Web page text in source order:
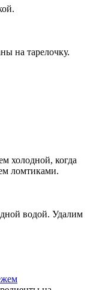
на тарелочку.
холодной, когда
ломтиками.
водой. Удалим